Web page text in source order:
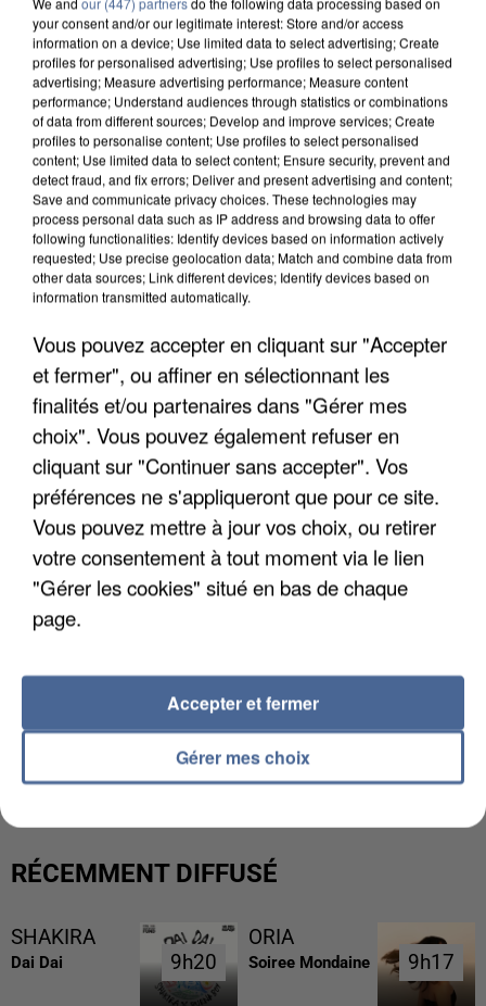
COULÉE DE BOUE EN HAUTE-SAVOIE
LES DONNÉES DE 300 000 CLIENTS DÉROBÉES À
INTERMARCHÉ APRÈS UNE...
RÉCEMMENT DIFFUSÉ
SHAKIRA
Dai Dai 9h20
9h20
ORIA
Soiree Mondaine 9h17
9h17
your consent and/or our legitimate interest: Store and/or access
information on a device; Use limited data to select advertising; Create
profiles for personalised advertising; Use profiles to select personalised
advertising; Measure advertising performance; Measure content
performance; Understand audiences through statistics or combinations
of data from different sources; Develop and improve services; Create
profiles to personalise content; Use profiles to select personalised
content; Use limited data to select content; Ensure security, prevent and
detect fraud, and fix errors; Deliver and present advertising and content;
Save and communicate privacy choices. These technologies may
process personal data such as IP address and browsing data to offer
following functionalities: Identify devices based on information actively
requested; Use precise geolocation data; Match and combine data from
other data sources; Link different devices; Identify devices based on
information transmitted automatically.
Vous pouvez accepter en cliquant sur "Accepter
et fermer", ou affiner en sélectionnant les
finalités et/ou partenaires dans "Gérer mes
choix". Vous pouvez également refuser en
cliquant sur "Continuer sans accepter". Vos
préférences ne s'appliqueront que pour ce site.
Vous pouvez mettre à jour vos choix, ou retirer
votre consentement à tout moment via le lien
"Gérer les cookies" situé en bas de chaque
page.
Gérer mes choix
Accepter et fermer